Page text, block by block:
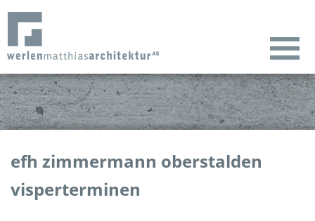
efh zimmermann oberstalden
visperterminen